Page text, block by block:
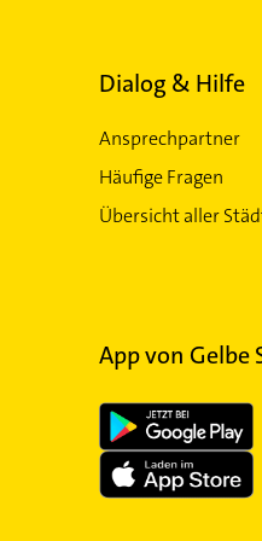
Dialog & Hilfe
Ansprechpartner
Häufige Fragen
Übersicht aller
App von Gelbe